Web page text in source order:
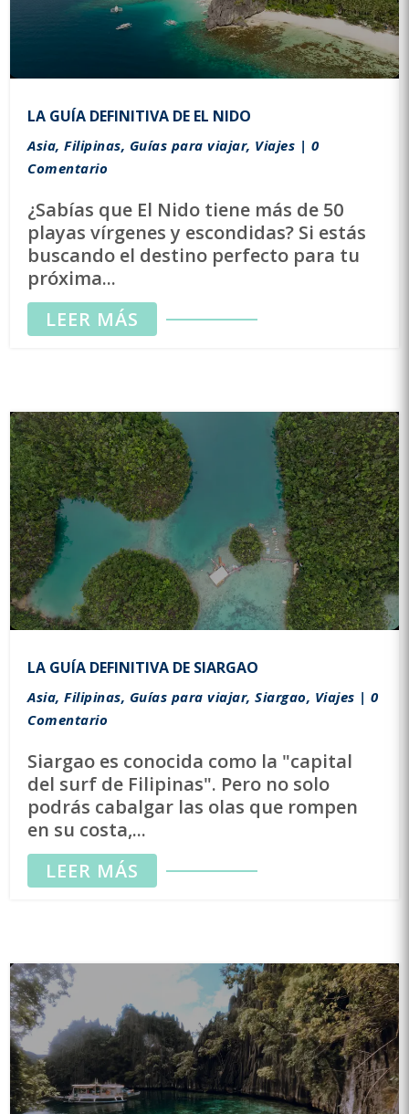
LA GUÍA DEFINITIVA DE EL NIDO
Asia,Filipinas, Guías para viajar, Viajes | 0
Comentario
¿Sabías que El Nido tiene más de 50
playas vírgenes y escondidas? Si estás
buscando el destino perfecto para tu
próxima...
LEER MÁS
LA GUÍA DEFINITIVA DE SIARGAO
Asia,Filipinas, Guías para viajar,Siargao, Viajes | 0
Comentario
Siargao es conocida como la "capital
del surf de Filipinas". Pero no solo
podrás cabalgar las olas que rompen
en su costa,...
LEER MÁS